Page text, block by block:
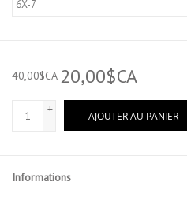
40,00$CA 20,00$CA
+
-
AJOUTER AU PANIER
Informations